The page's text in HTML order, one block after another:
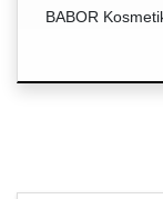
BABOR